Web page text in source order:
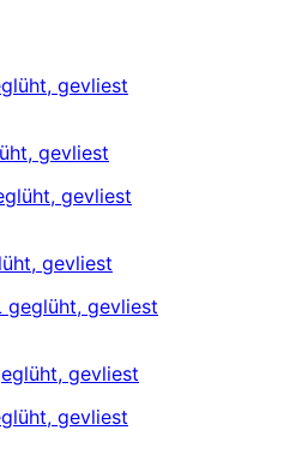
gevliest
gevliest
gevliest